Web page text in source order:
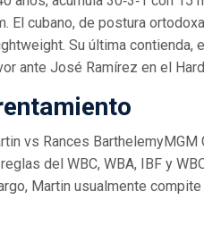
El cubano, de postura
Su última contienda,
ante José Ramírez en el
vs Rances BarthelemyMGM
del WBC, WBA, IBF y
Martin usualmente